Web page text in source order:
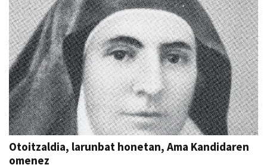
Otoitzaldia, larunbat honetan, Ama Kandidaren
omenez